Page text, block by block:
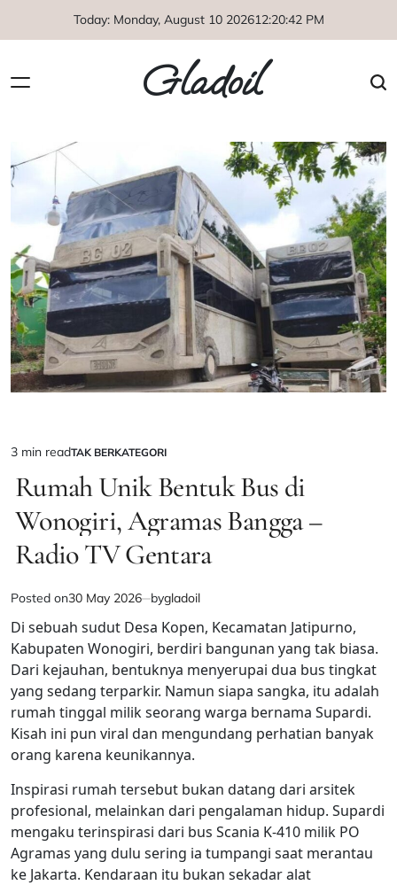
Today: Monday, August 10 202612:20:42 PM
Gladoil
Estimated
read
time
3 min readPOSTED
IN
TAK BERKATEGORI
Rumah Unik Bentuk Bus di
Wonogiri, Agramas Bangga –
Radio TV Gentara
Posted on30 May 2026 bygladoil
Di sebuah sudut Desa Kopen, Kecamatan Jatipurno,
Kabupaten Wonogiri, berdiri bangunan yang tak biasa.
Dari kejauhan, bentuknya menyerupai dua bus tingkat
yang sedang terparkir. Namun siapa sangka, itu adalah
rumah tinggal milik seorang warga bernama Supardi.
Kisah ini pun viral dan mengundang perhatian banyak
orang karena keunikannya.
Inspirasi rumah tersebut bukan datang dari arsitek
profesional, melainkan dari pengalaman hidup. Supardi
mengaku terinspirasi dari bus Scania K-410 milik PO
Agramas yang dulu sering ia tumpangi saat merantau
ke Jakarta. Kendaraan itu bukan sekadar alat